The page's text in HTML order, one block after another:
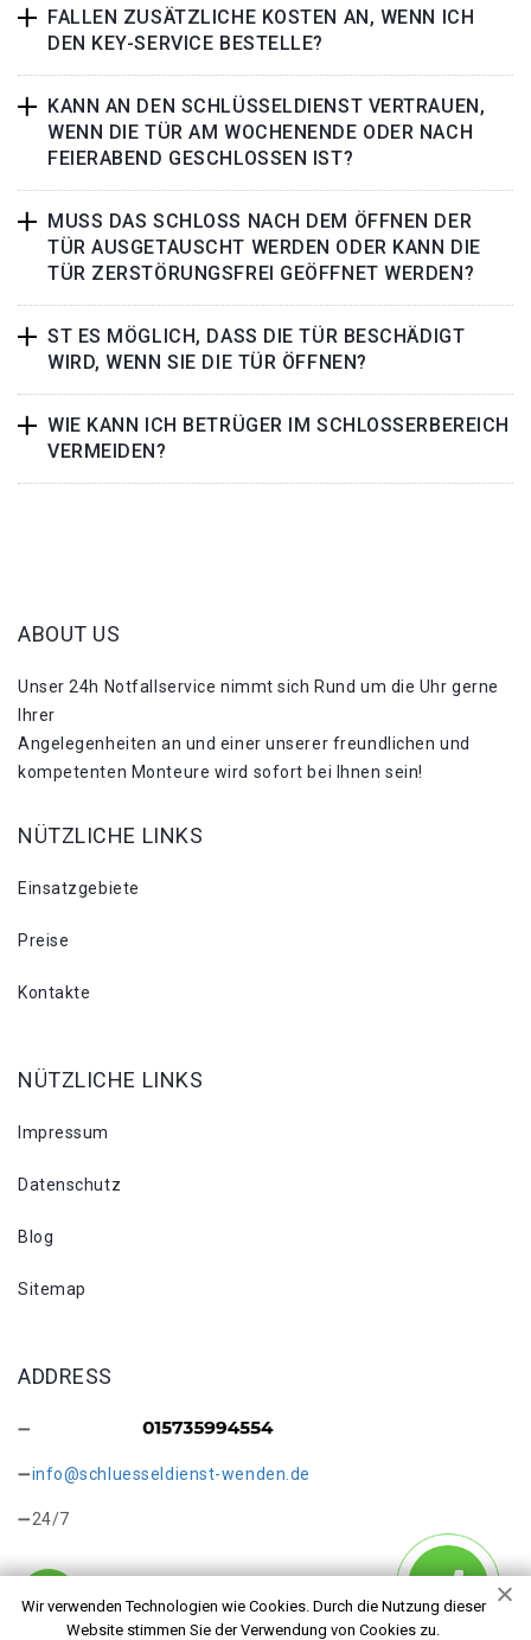
FALLEN ZUSÄTZLICHE KOSTEN AN, WENN ICH
DEN KEY-SERVICE BESTELLE?
KANN AN DEN SCHLÜSSELDIENST VERTRAUEN,
WENN DIE TÜR AM WOCHENENDE ODER NACH
FEIERABEND GESCHLOSSEN IST?
MUSS DAS SCHLOSS NACH DEM ÖFFNEN DER
TÜR AUSGETAUSCHT WERDEN ODER KANN DIE
TÜR ZERSTÖRUNGSFREI GEÖFFNET WERDEN?
ST ES MÖGLICH, DASS DIE TÜR BESCHÄDIGT
WIRD, WENN SIE DIE TÜR ÖFFNEN?
WIE KANN ICH BETRÜGER IM SCHLOSSERBEREICH
VERMEIDEN?
Wir verwenden Technologien wie Cookies. Durch die Nutzung dieser
Website stimmen Sie der Verwendung von Cookies zu.
ABOUT US
Unser 24h Notfallservice nimmt sich Rund um die Uhr gerne
Ihrer
Angelegenheiten an und einer unserer freundlichen und
kompetenten Monteure wird sofort bei Ihnen sein!
NÜTZLICHE LINKS
Einsatzgebiete
Preise
Kontakte
NÜTZLICHE LINKS
Impressum
Datenschutz
Blog
Sitemap
ADDRESS
info@schluesseldienst-wenden.de
24/7